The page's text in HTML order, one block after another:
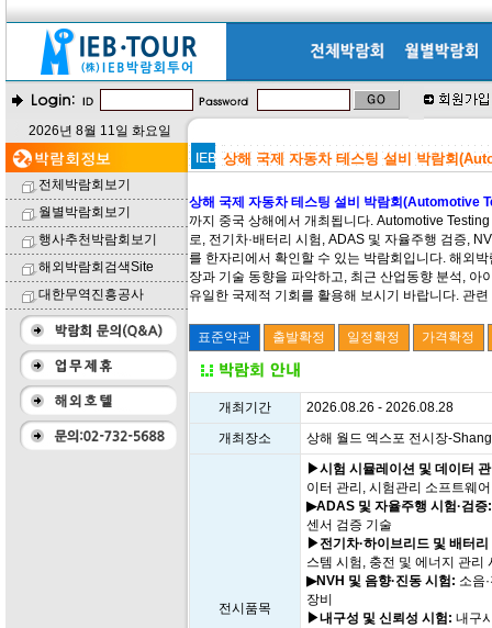
2026년 8월 11일 화요일
전체박람회보기
월별박람회보기
행사추천박람회보기
해외박람회검색Site
대한무역진흥공사
상해 국제 자동차 테스팅 설비 박람회
상해 국제 자동차 테스팅 설비 박람회(Automotive
까지 중국 상해에서 개최됩니다. Automotive
로, 전기차·배터리 시험, ADAS 및 자율주행 검증,
를 한자리에서 확인할 수 있는 박람회입니다. 해외
장과 기술 동향을 파악하고, 최근 산업동향 분석, 아
유일한 국제적 기회를 활용해 보시기 바랍니다. 관
개최기간
2026.08.26 - 2026.08.28
개최장소
상해 월드 엑스포 전시장-
전시품목
▶시험 시뮬레이션 및 데이터
이터 관리, 시험관리 소프트웨어
▶ADAS 및 자율주행 시험·검증:
센서 검증 기술
▶전기차·하이브리드 및 배터리
스템 시험, 충전 및 에너지 관리
▶NVH 및 음향·진동 시험: 소음
장비
▶내구성 및 신뢰성 시험: 내구